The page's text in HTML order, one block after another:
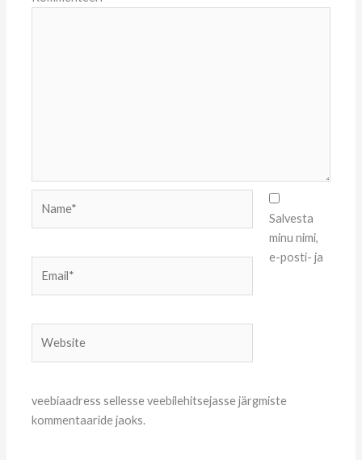
Salvesta
minu nimi,
e-posti- ja
veebiaadress sellesse veebilehitsejasse järgmiste
kommentaaride jaoks.